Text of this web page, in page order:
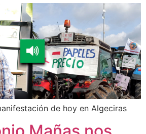
de hoy en Algeciras